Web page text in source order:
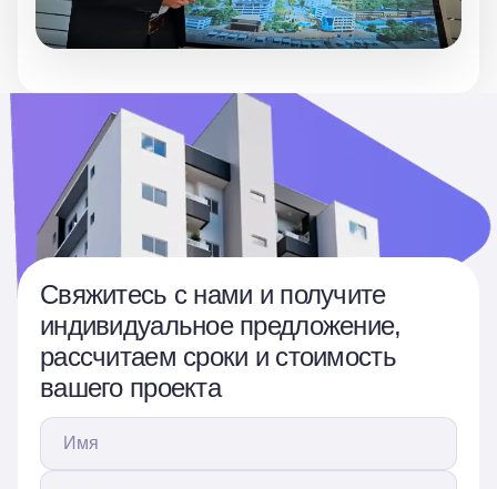
Свяжитесь с нами и получите
индивидуальное предложение,
рассчитаем сроки и стоимость
вашего проекта